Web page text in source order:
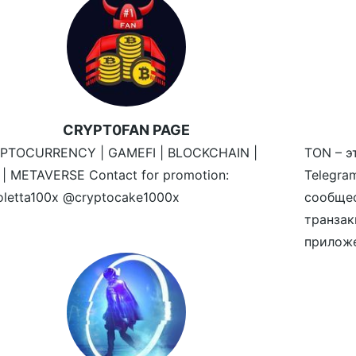
CRYPT0FAN PAGE
| GAMEFI | BLOCKCHAIN |
METAVERSE Contact for promotion:
@cryptocake1000x
TON –